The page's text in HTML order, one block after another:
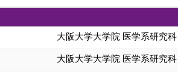
大阪大学大学院 医学系研究
大阪大学大学院 医学系研究